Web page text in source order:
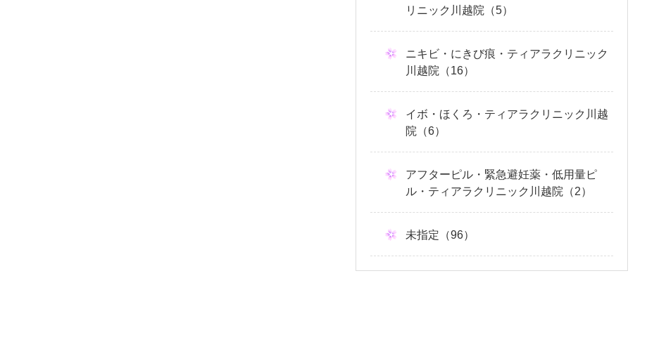
リニック川越院（5）
ニキビ・にきび痕・ティアラクリニック
川越院（16）
イボ・ほくろ・ティアラクリニック川越
院（6）
アフターピル・緊急避妊薬・低用量ピ
ル・ティアラクリニック川越院（2）
未指定（96）